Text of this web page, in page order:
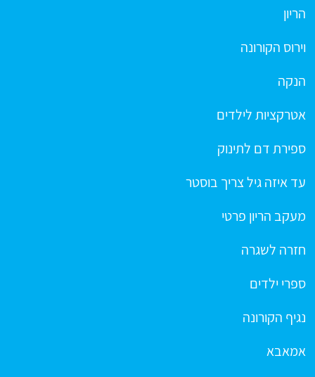
הריון
וירוס הקורונה
הנקה
אטרקציות לילדים
ספירת דם לתינוק
עד איזה גיל צריך בוסטר
מעקב הריון פרטי
חזרה לשגרה
ספרי ילדים
נגיף הקורונה
אמאבא